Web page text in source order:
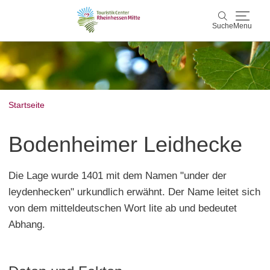
Suche Menu
Suche
Rheinhessen Mitte
Service & Unterkünfte
Startseite
Bodenheimer Leidhecke
Die Lage wurde 1401 mit dem Namen "under der
leydenhecken" urkundlich erwähnt. Der Name leitet sich
von dem mitteldeutschen Wort lite ab und bedeutet
Abhang.